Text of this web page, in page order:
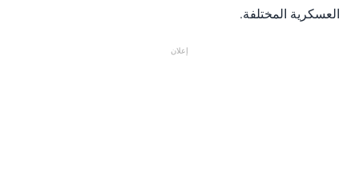
العسكرية المختلفة.
إعلان